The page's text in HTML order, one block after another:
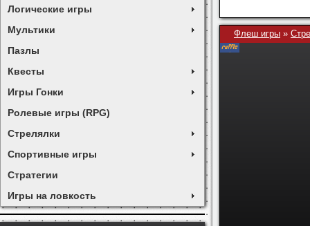
Логические игры
Мультики
Пазлы
Квесты
Игры Гонки
Ролевые игры (RPG)
Стрелялки
Спортивные игры
Стратегии
Игры на ловкость
Флеш игры »